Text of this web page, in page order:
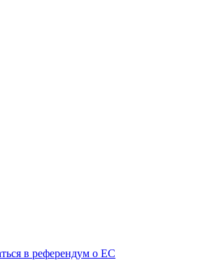
в референдум о ЕС